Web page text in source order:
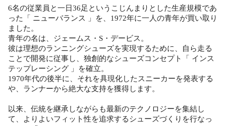
6名の従業員と一日36足というこじんまりとした生産規模であ
った「 ニューバランス 」を、1972年に一人の青年が買い取り
ました。
青年の名は、ジェームス・S・デービス。
彼は理想のランニングシューズを実現するために、自ら走る
ことで開発に従事し、独創的なシューズコンセプト「 インス
テップレーシング 」を確立。
1970年代の後半に、それを具現化したスニーカーを発表する
や、ランナーから絶大な支持を獲得します。
以来、伝統を継承しながらも最新のテクノロジーを集結し
て、よりよいフィット性を追求するシューズづくりを行なっ